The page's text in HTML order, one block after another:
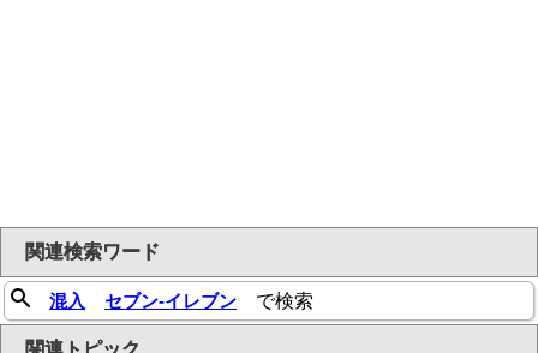
関連検索ワード
混入 セブン‐イレブン で検索
関連トピック